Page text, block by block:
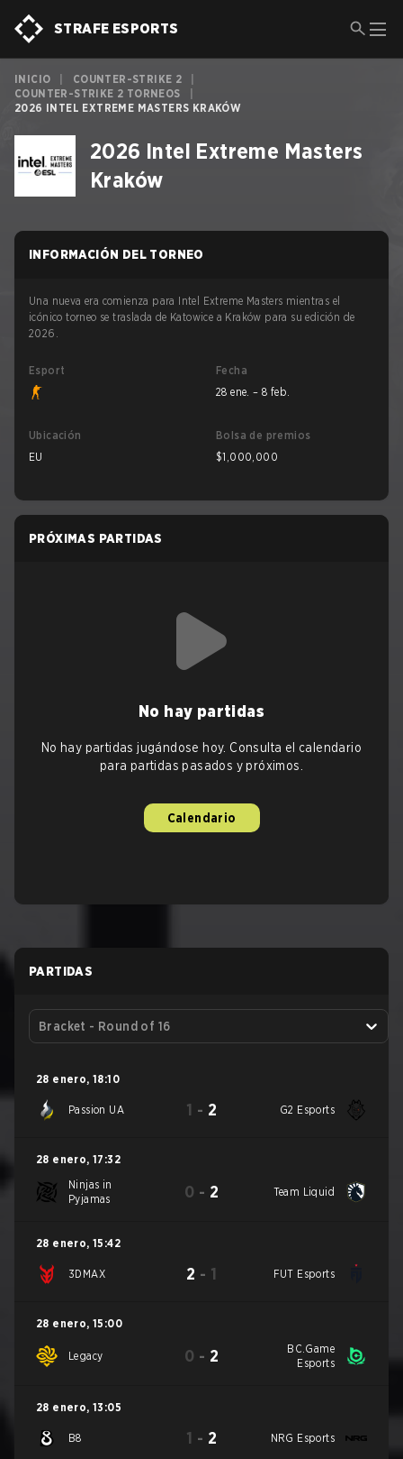
STRAFE ESPORTS
INICIO COUNTER-STRIKE 2
COUNTER-STRIKE 2 TORNEOS
2026 INTEL EXTREME MASTERS KRAKÓW
2026 Intel Extreme Masters
Kraków
INFORMACIÓN DEL TORNEO
Una nueva era comienza para Intel Extreme Masters mientras el
icónico torneo se traslada de Katowice a Kraków para su edición de
2026.
Esport
Fecha
28 ene. – 8 feb.
Ubicación
EU
Bolsa de premios
$1,000,000
PRÓXIMAS PARTIDAS
No hay partidas
No hay partidas jugándose hoy. Consulta el calendario
para partidas pasados y próximos.
Calendario
PARTIDAS
Bracket - Round of 16
28 enero, 18:10
Passion UA 1 - 2 G2 Esports
28 enero, 17:32
Ninjas in
Pyjamas
0 - 2 Team Liquid
28 enero, 15:42
3DMAX 2 - 1 FUT Esports
28 enero, 15:00
Legacy 0 - 2
BC.Game
Esports
28 enero, 13:05
B8 1 - 2 NRG Esports